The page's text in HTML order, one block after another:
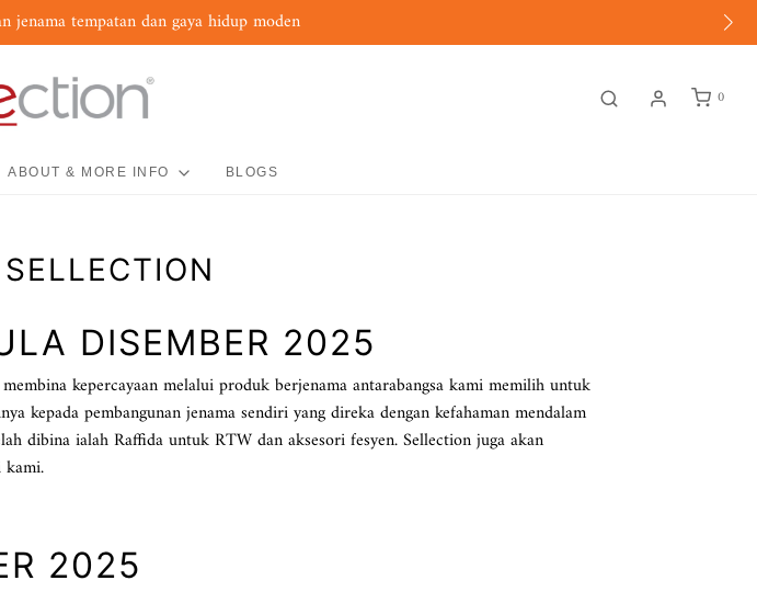
jenama tempatan dan gaya hidup moden
0
ABOUT & MORE INFO BLOGS
DISEMBER 2025
kepercayaan melalui produk berjenama antarabangsa kami memilih untuk
kepada pembangunan jenama sendiri yang direka dengan kefahaman mendalam
dibina ialah Raffida untuk RTW dan aksesori fesyen. Sellection juga akan
2025